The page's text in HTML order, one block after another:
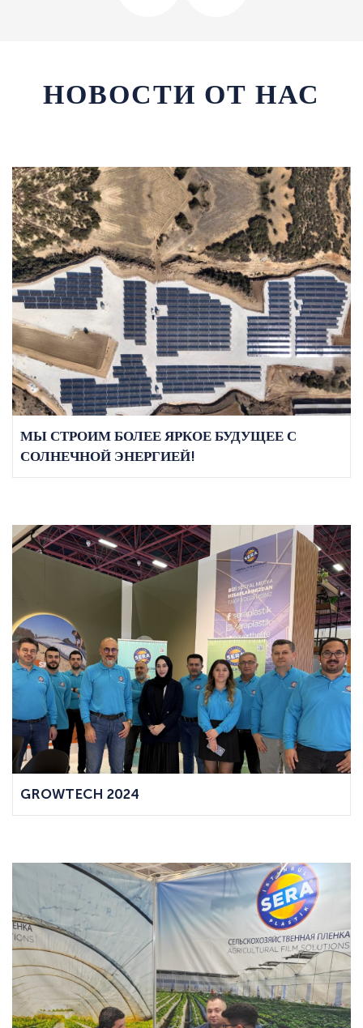
НОВОСТИ ОТ НАС
МЫ СТРОИМ БОЛЕЕ ЯРКОЕ БУДУЩЕЕ С
СОЛНЕЧНОЙ ЭНЕРГИЕЙ!
GROWTECH 2024